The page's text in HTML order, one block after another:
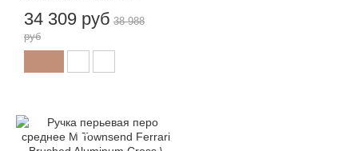
34 309 руб 38 988
руб
-12%